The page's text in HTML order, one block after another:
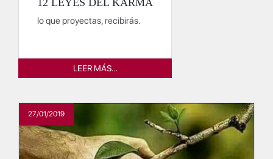
lo que proyectas, recibirás.
LEER MÁS…
27/01/2019